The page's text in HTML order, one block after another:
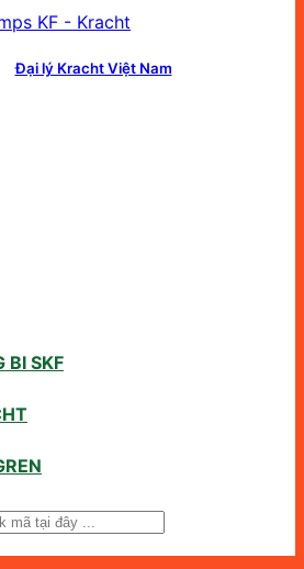
Đại lý Kracht Việt Nam
BI SKF